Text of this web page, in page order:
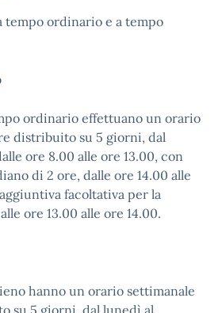
tempo ordinario e a tempo
ordinario effettuano un orario
distribuito su 5 giorni, dal
ore 8.00 alle ore 13.00, con
di 2 ore, dalle ore 14.00 alle
facoltativa per la
ore 13.00 alle ore 14.00.
hanno un orario settimanale
su 5 giorni, dal lunedì al